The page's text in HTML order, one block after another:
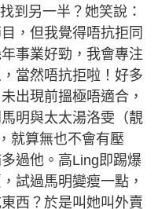
到另一半？她笑說：
，但我覺得唔抗拒同
事業好勁，我會專注
當然唔抗拒啦！好多
出現前搵極唔適合，
明與太太湯洛雯（靚
就算無也不會有壓
過他。高Ling即踢爆
試過馬明變瘦一點，
西？於是叫她叫外賣